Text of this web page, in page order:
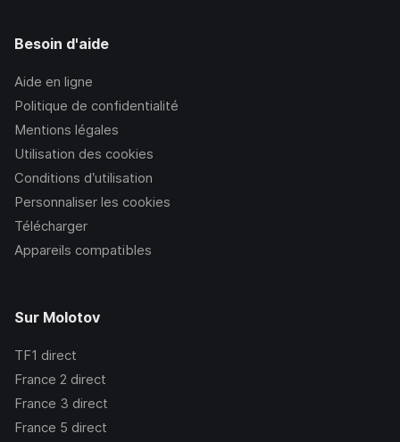
Besoin d'aide
Aide en ligne
Politique de confidentialité
Mentions légales
Utilisation des cookies
Conditions d’utilisation
Personnaliser les cookies
Télécharger
Appareils compatibles
Sur Molotov
TF1 direct
France 2 direct
France 3 direct
France 5 direct